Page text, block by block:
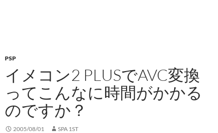
PSP
イメコン2 PLUSでAVC変換
ってこんなに時間がかかる
のですか？
2005/08/01 SPA 1ST